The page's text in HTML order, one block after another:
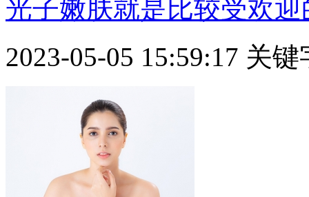
光子嫩肤就是比较受欢迎
2023-05-05 15:59:17 关键